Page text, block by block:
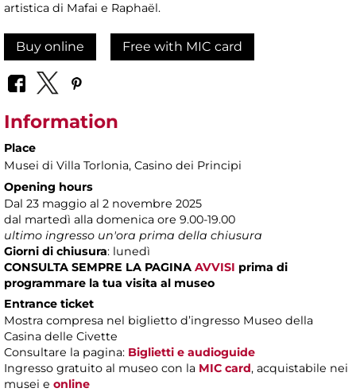
artistica di Mafai e Raphaël.
Buy online Free with MIC card
Information
Place
Musei di Villa Torlonia, Casino dei Principi
Opening hours
Dal 23 maggio al 2 novembre 2025
dal martedì alla domenica ore 9.00-19.00
ultimo ingresso un'ora prima della chiusura
Giorni di chiusura: lunedì
CONSULTA SEMPRE LA PAGINA AVVISI prima di
programmare la tua visita al museo
Entrance ticket
Mostra compresa nel biglietto d’ingresso Museo della
Casina delle Civette
Consultare la pagina: Biglietti e audioguide
Ingresso gratuito al museo con la MIC card, acquistabile nei
musei e online